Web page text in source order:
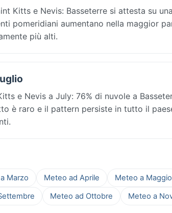
Kitts e Nevis: Basseterre si attesta su
pomeridiani aumentano nella maggior
più alti.
e Nevis a July: 76% di nuvole a
è raro e il pattern persiste in tutto il
Marzo Meteo ad Aprile Meteo a Maggio
Meteo ad Ottobre Meteo a